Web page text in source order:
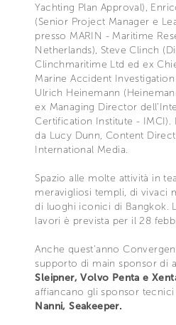
Yachting Plan Approval),
(Senior Project Manager e
presso MARIN - Maritime
Netherlands), Steve Clinch
Clinchmaritime Ltd ed ex
Marine Accident
Ulrich Heinemann
ex Managing Director
Certification Institute - IMCI).
da Lucy Dunn, Content
International Media.
Spazio alle molte attività in
meravigliosi templi, di vivaci
di luoghi iconici di Bangkok.
lavori è prevista per il 28
Anche quest'anno
supporto di main sponsor di
Sleipner, Volvo Penta e
affiancano gli sponsor tecnici
Nanni, Seakeeper.